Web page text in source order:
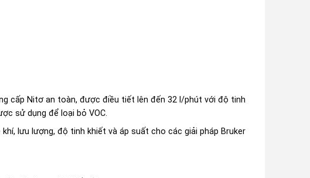
cấp Nitơ an toàn, được điều tiết lên đến 32 l/phút với độ tinh
sử dụng để loại bỏ VOC.
lưu lượng, độ tinh khiết và áp suất cho các giải pháp Bruker